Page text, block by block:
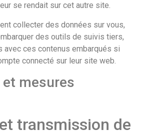
se rendait sur cet autre site.
collecter des données sur vous,
des outils de suivis tiers,
avec ces contenus embarqués si
connecté sur leur site web.
mesures
transmission de